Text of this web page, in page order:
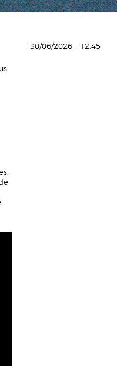
30/06/2026 - 12:45